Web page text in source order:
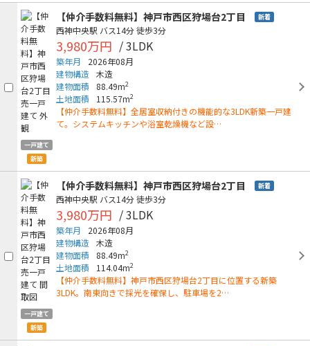
一戸建て
新築
【仲介手数料無料】神戸市西区狩場台2丁目 新着
西神中央駅 バス14分徒歩3分
3,980万円 / 3LDK
築年月
2026年08月
建物構造 木造
建物面積
88.49m2
土地面積 115.57m2
【仲介手数料無料】全居室収納付きの機能的な3LDK新築一戸建
て。システムキッチンや浴室乾燥機など設…
一戸建て
新築
【仲介手数料無料】神戸市西区狩場台2丁目 新着
西神中央駅 バス14分徒歩3分
3,980万円 / 3LDK
築年月
2026年08月
建物構造 木造
建物面積
88.49m2
土地面積 114.04m2
【仲介手数料無料】神戸市西区狩場台2丁目に位置する新築
3LDK。南東向きで採光を確保し、駐車場を2…